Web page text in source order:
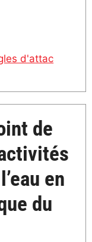
d'attac
de
en
du